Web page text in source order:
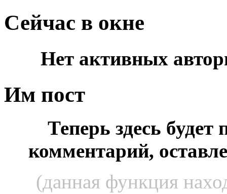
Сейчас в окне
Нет активных
Им пост
Теперь здесь будет
комментарий,
(данная функция